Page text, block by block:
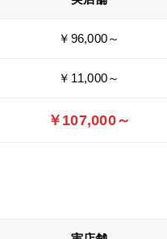
￥96,000～
￥11,000～
￥ 107,000～